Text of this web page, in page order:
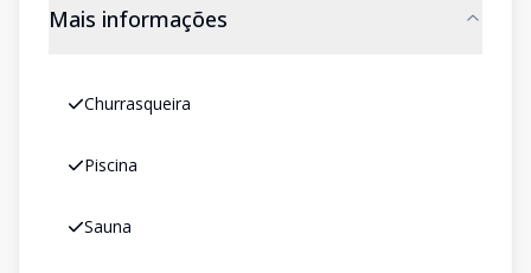
Mais informações
Churrasqueira
Piscina
Sauna